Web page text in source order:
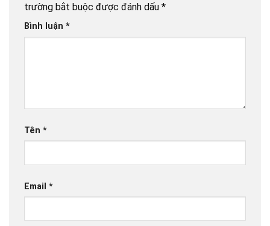
trường bắt buộc được đánh dấu *
Bình luận *
Tên *
Email *